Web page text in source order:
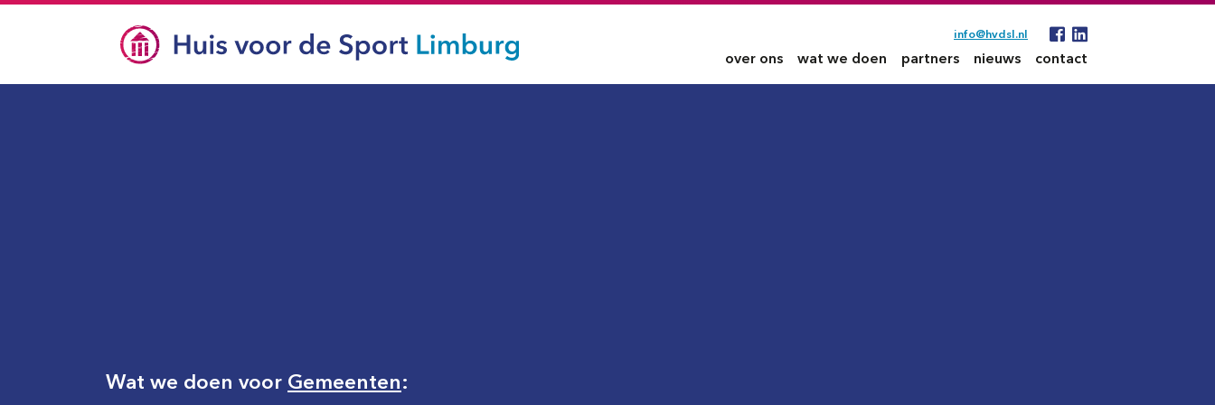
info@hvdsl.nl
over ons wat we doen partners nieuws contact
Wat we doen voor Gemeenten: